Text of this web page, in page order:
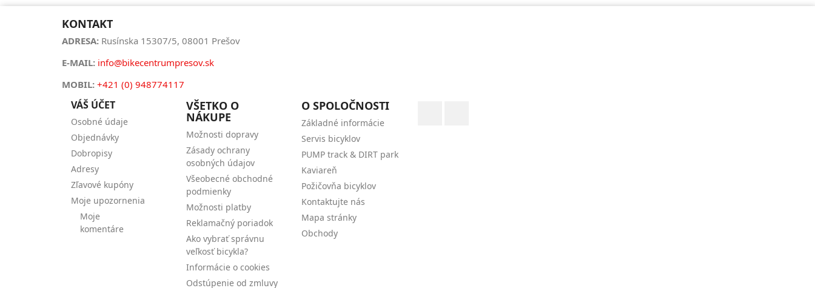
KONTAKT
ADRESA: Rusínska 15307/5, 08001 Prešov
E-MAIL: info@bikecentrumpresov.sk
MOBIL: +421 (0) 948774117
VÁŠ ÚČET
Osobné údaje
Objednávky
Dobropisy
Adresy
Zľavové kupóny
Moje upozornenia
Moje
komentáre
VŠETKO O
NÁKUPE
Možnosti dopravy
Zásady ochrany
osobných údajov
Všeobecné obchodné
podmienky
Možnosti platby
Reklamačný poriadok
Ako vybrať správnu
veľkosť bicykla?
Informácie o cookies
Odstúpenie od zmluvy
O SPOLOČNOSTI
Základné informácie
Servis bicyklov
PUMP track & DIRT park
Kaviareň
Požičovňa bicyklov
Kontaktujte nás
Mapa stránky
Obchody